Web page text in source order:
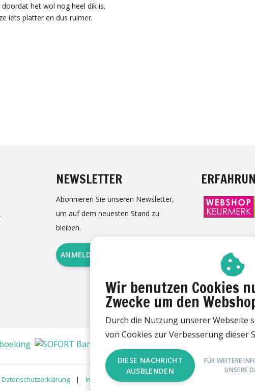
het wol nog heel dik is.
iets platter en dus ruimer.
NEWSLETTER
Abonnieren Sie unseren Newsletter,
um auf dem neuesten Stand zu
bleiben.
ANMELDUNG ZUM NEWSLETTER
Datenschutzerklärung | Impressum
Wir benutzen Cookies
Zwecke um den
Durch die Nutzung unserer Webseite
von Cookies zur Verbesserung dieser
DIESE NACHRICHT
AUSBLENDEN
FÜR WEITERE
UNSERE